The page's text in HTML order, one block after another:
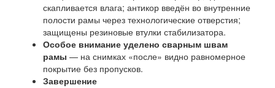
скапливается влага; антикор введён во внутренние
полости рамы через технологические отверстия;
защищены резиновые втулки стабилизатора.
Особое внимание уделено сварным швам
рамы — на снимках «после» видно равномерное
покрытие без пропусков.
Завершение